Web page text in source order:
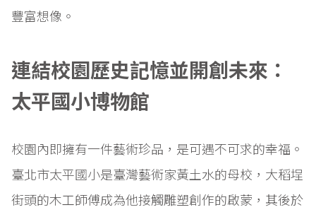
豐富想像。
連結校園歷史記憶並開創未來：
太平國小博物館
校園內即擁有一件藝術珍品，是可遇不可求的幸福。
臺北市太平國小是臺灣藝術家黃土水的母校，大稻埕
街頭的木工師傅成為他接觸雕塑創作的啟蒙，其後於